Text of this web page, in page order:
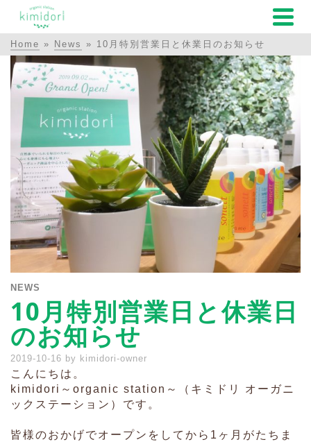
Home » News » 10月特別営業日と休業日のお知らせ
NEWS
10月特別営業日と休業日
のお知らせ
2019-10-16 by kimidori-owner
こんにちは。
kimidori～organic station～（キミドリ オーガニ
ックステーション）です。
皆様のおかげでオープンをしてから1ヶ月がたちま